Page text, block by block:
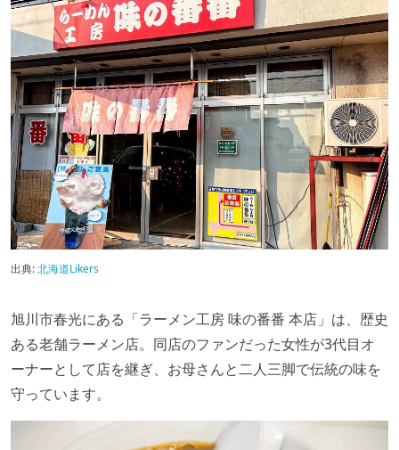
出典:北海道Likers
旭川市春光にある「ラーメン工房 味の番番 本店」は、歴史
ある老舗ラーメン店。同店のファンだった女性が3代目オ
ーナーとして店を継ぎ、お母さんと二人三脚で伝統の味を
守っています。